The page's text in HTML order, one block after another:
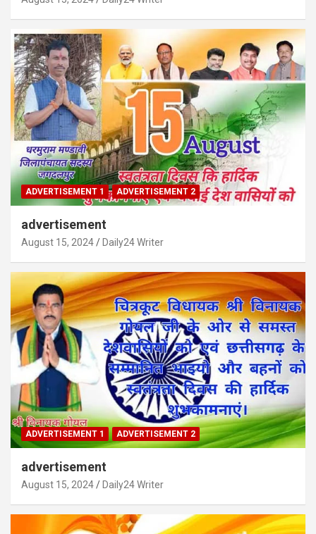
ADVERTISEMENT 1 ADVERTISEMENT 2
advertisement
August 15, 2024 Daily24 Writer
ADVERTISEMENT 1 ADVERTISEMENT 2
advertisement
August 15, 2024 Daily24 Writer